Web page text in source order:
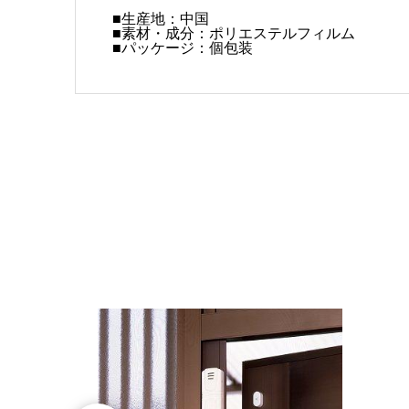
■生産地：中国
■素材・成分：ポリエステルフィルム
■パッケージ：個包装